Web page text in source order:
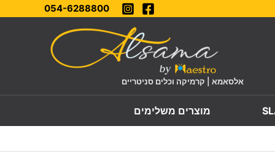
054-6288800
אלסאמא | קרמיקה וכלים סניטריים
מוצרים משלימים